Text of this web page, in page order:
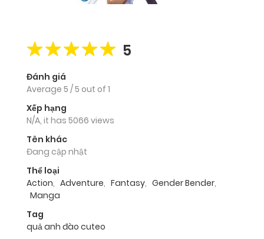
5
Đánh giá
Average 5 /5 out of 1
Xếp hạng
N/A, it has 5066 views
Tên khác
Đang cập nhật
Thể loại
Action, Adventure, Fantasy, Gender Bender,
Manga
Tag
quả anh đào cuteo